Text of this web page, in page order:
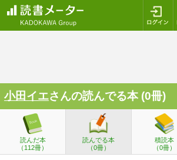
小田イエさんの読んでる本 (0冊)
読んだ本
（112冊）
読んでる本
（0冊）
積読本
（0冊）